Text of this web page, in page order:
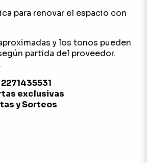
para renovar el espacio con
y los tonos pueden
partida del proveedor.
exclusivas
y Sorteos